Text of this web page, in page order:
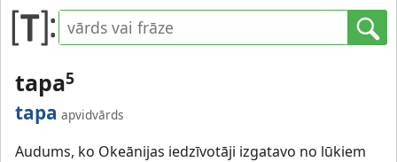
tapa5
tapa apvidvārds
Audums, ko Okeānijas iedzīvotāji izgatavo no lūkiem